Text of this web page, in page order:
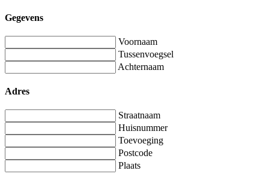
Gegevens
Voornaam
Tussenvoegsel
Achternaam
Adres
Straatnaam
Huisnummer
Toevoeging
Postcode
Plaats